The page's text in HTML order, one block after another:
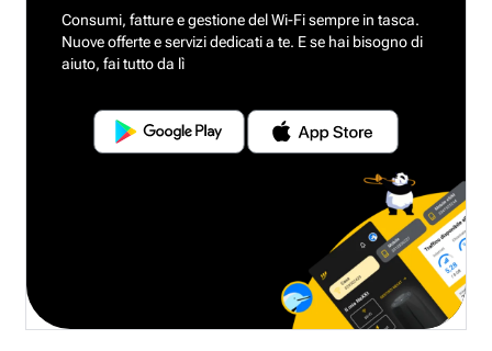
Consumi, fatture e gestione del Wi-Fi sempre in tasca.
Nuove offerte e servizi dedicati a te. E se hai bisogno di
aiuto, fai tutto da lì